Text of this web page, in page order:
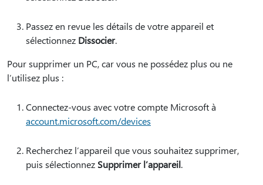
Passez en revue les détails de votre appareil et
sélectionnez Dissocier.
Pour supprimer un PC, car vous ne possédez plus ou ne
l’utilisez plus :
Connectez-vous avec votre compte Microsoft à
account.microsoft.com/devices
Recherchez l’appareil que vous souhaitez supprimer,
puis sélectionnez Supprimer l’appareil.